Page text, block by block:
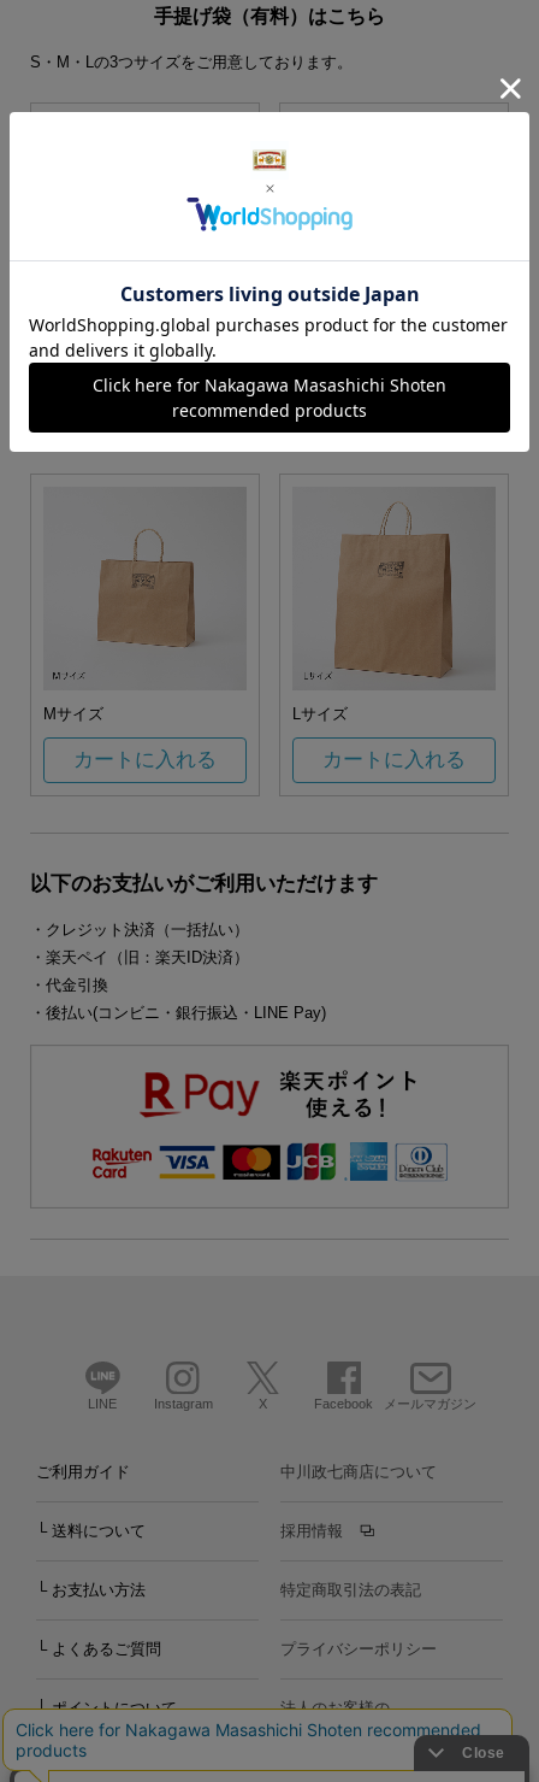
手提げ袋（有料）はこちら
S・M・Lの3つサイズをご用意しております。
S・M・Lサイズより当店に
お任せ
カートに入れる カートに入れる
Mサイズ
カートに入れる
Lサイズ
カートに入れる
以下のお支払いがご利用いただけます
・クレジット決済（一括払い）
・楽天ペイ（旧：楽天ID決済）
・代金引換
・後払い(コンビニ・銀行振込・LINE Pay)
LINE Instagram X Facebook メールマガジン
ご利用ガイド
└ 送料について
└ お支払い方法
└ よくあるご質問
└ ポイントについて
個人のお客様の
中川政七商店について
採用情報
特定商取引法の表記
プライバシーポリシー
法人のお客様の
お問い合わせ